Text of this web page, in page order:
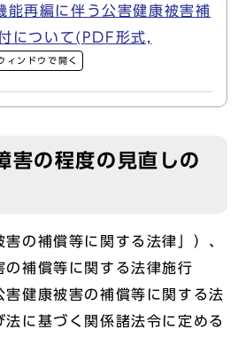
能再編に伴う公害健康被害補
について(PDF形式,
ィンドウで開く
害の程度の見直しの
の補償等に関する法律」）、
の補償等に関する法律施行
害健康被害の補償等に関する法
に基づく関係諸法令に定める